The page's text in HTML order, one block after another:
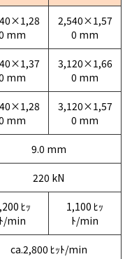
mm
2,540×1,57
0 mm
mm
3,120×1,66
0 mm
mm
3,120×1,57
0 mm
9.0 mm
220 kN
ﾋｯ
ﾄ/min
1,100 ﾋｯ
ﾄ/min
ca.2,800 ﾋｯﾄ/min